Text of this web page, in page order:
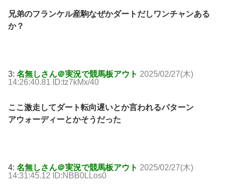
兄弟のフランケル産駒なぜかダートだしワンチャンある
か？
3: 名無しさん＠実況で競馬板アウト 2025/02/27(木)
14:26:40.81 ID:tz7kMx/40
ここ激走してダート転向遅いとか言われるパターン
アウォーディーとかそうだった
4: 名無しさん＠実況で競馬板アウト 2025/02/27(木)
14:31:45.12 ID:NBB0LLos0